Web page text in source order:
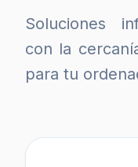
Soluciones
con la
para tu